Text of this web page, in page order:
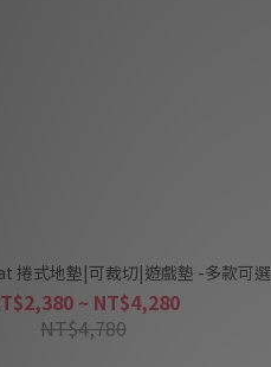
捲式地墊|可裁切|遊戲墊 -多款可選
~ NT$4,280
NT$4,780